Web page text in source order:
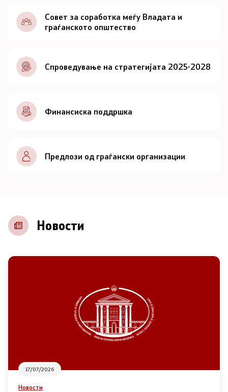
Документи
Совет
За советот
Документи
Записници и дневни редови од седниците на
Советот
Контакт
Основање на здружение
Дијалог меѓу Владата и граѓанскиот сектор
Совет за соработка меѓу Владата и
граѓанското општество
Спроведување на стратегијата 2025-2028
Финансиска поддршка
Предлози од граѓански организации
Новости
17/07/2026
Новости